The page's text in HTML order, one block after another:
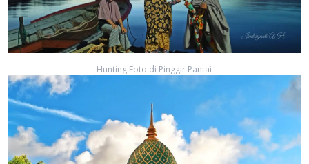
Hunting Foto di Pinggir Pantai